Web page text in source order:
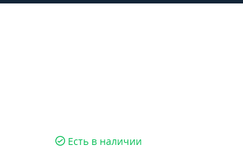
Есть в наличии